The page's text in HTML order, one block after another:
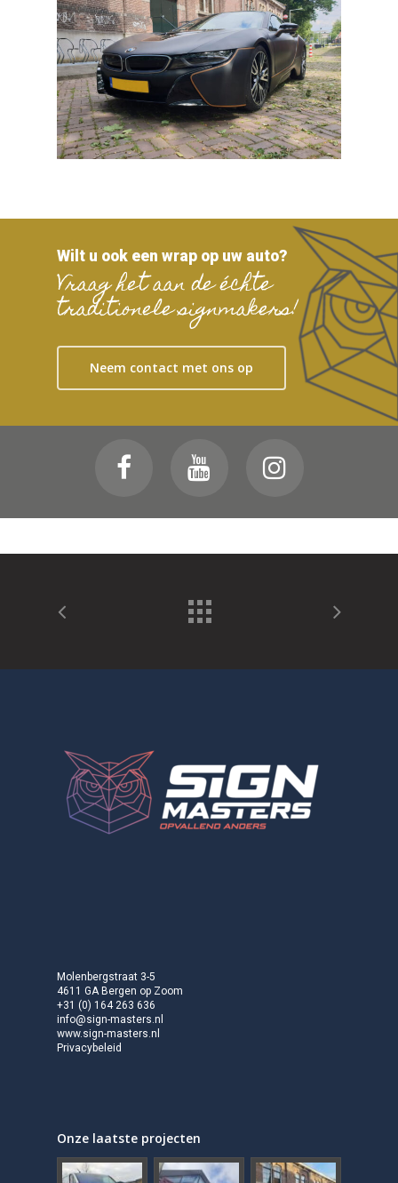
Wilt u ook een wrap op uw auto?
Vraag het aan de échte
traditionele signmakers!
Neem contact met ons op
Molenbergstraat 3-5
4611 GA Bergen op Zoom
+31 (0) 164 263 636
info@sign-masters.nl
www.sign-masters.nl
Privacybeleid
Onze laatste projecten